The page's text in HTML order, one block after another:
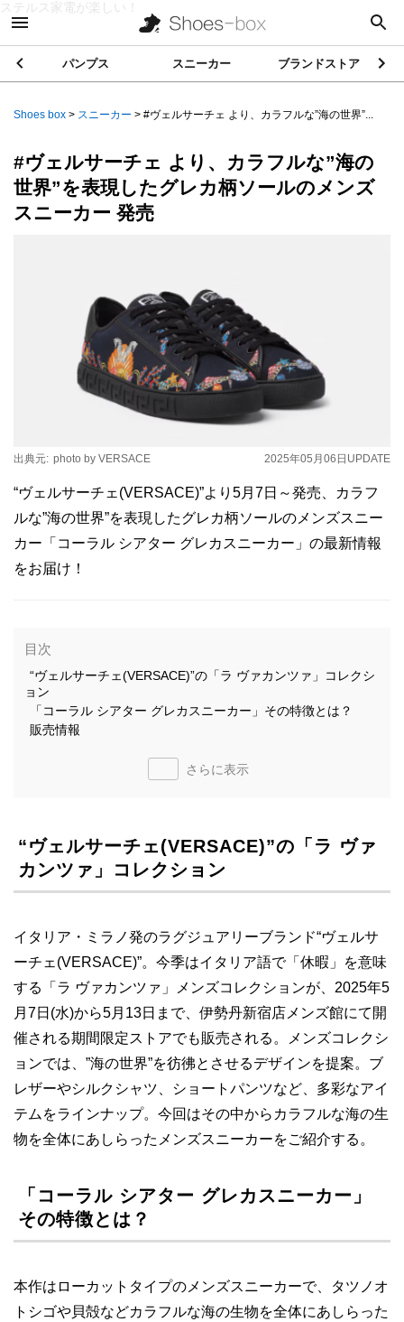
ステルス家電が楽しい！
パンプス スニーカー ブランドストア
Shoes box > スニーカー > #ヴェルサーチェ より、カラフルな”海の世界”...
#ヴェルサーチェ より、カラフルな”海の
世界”を表現したグレカ柄ソールのメンズ
スニーカー 発売
2025年05月06日 UPDATE
出典元: photo by VERSACE
“ヴェルサーチェ(VERSACE)”より5月7日～発売、カラフ
ルな”海の世界”を表現したグレカ柄ソールのメンズスニー
カー「コーラル シアター グレカスニーカー」の最新情報
をお届け！
目次
“ヴェルサーチェ(VERSACE)”の「ラ ヴァカンツァ」コレクシ
ョン
「コーラル シアター グレカスニーカー」その特徴とは？
販売情報
さらに表示
“ヴェルサーチェ(VERSACE)”の「ラ ヴァ
カンツァ」コレクション
イタリア・ミラノ発のラグジュアリーブランド“ヴェルサ
ーチェ(VERSACE)”。今季はイタリア語で「休暇」を意味
する「ラ ヴァカンツァ」メンズコレクションが、2025年5
月7日(水)から5月13日まで、伊勢丹新宿店メンズ館にて開
催される期間限定ストアでも販売される。メンズコレクシ
ョンでは、”海の世界”を彷彿とさせるデザインを提案。ブ
レザーやシルクシャツ、ショートパンツなど、多彩なアイ
テムをラインナップ。今回はその中からカラフルな海の生
物を全体にあしらったメンズスニーカーをご紹介する。
「コーラル シアター グレカスニーカー」
その特徴とは？
本作はローカットタイプのメンズスニーカーで、タツノオ
トシゴや貝殻などカラフルな海の生物を全体にあしらった